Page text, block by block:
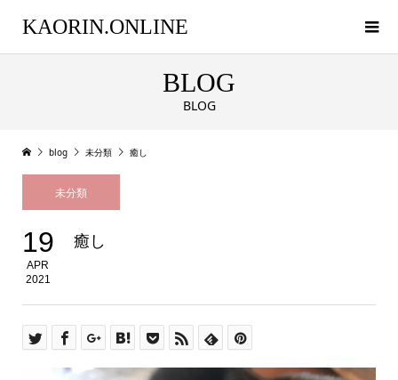
KAORIN.ONLINE
BLOG
BLOG
blog 未分類 癒し
未分類
19
APR
2021
癒し